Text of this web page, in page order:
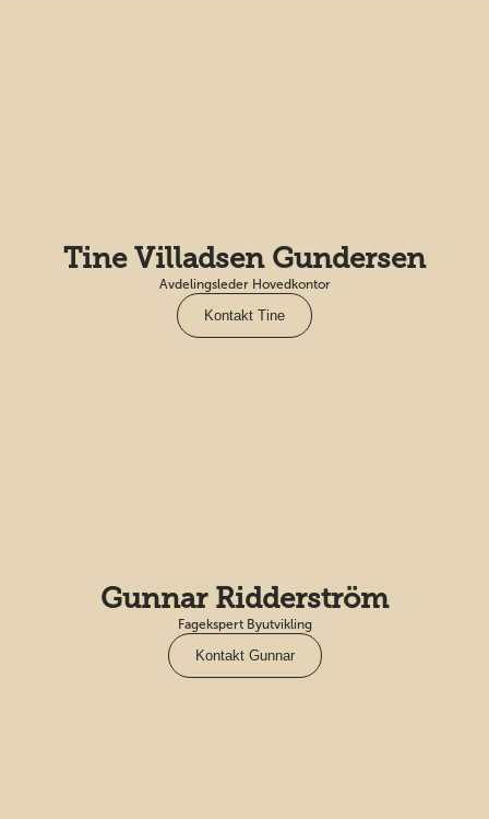
Tine Villadsen Gundersen
Avdelingsleder Hovedkontor
Kontakt Tine
Gunnar Ridderström
Fagekspert Byutvikling
Kontakt Gunnar